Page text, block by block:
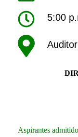
5:00
Aspirantes